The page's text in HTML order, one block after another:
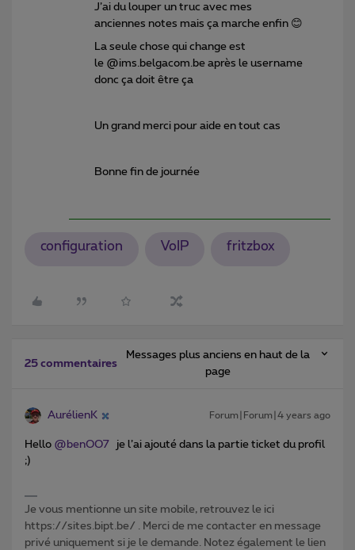
J’ai du louper un truc avec mes
anciennes notes mais ça marche enfin 😊
La seule chose qui change est
le @ims.belgacom.be après le username
donc ça doit être ça
Un grand merci pour aide en tout cas
Bonne fin de journée
configuration VoIP fritzbox
25 commentaires
Messages plus anciens en haut de la
page
AurélienK Forum|Forum|4 years ago
Hello @benOO7 je l’ai ajouté dans la partie ticket du profil
;)
Je vous mentionne un site mobile, retrouvez le ici
https://sites.bipt.be/ . Merci de me contacter en message
privé uniquement si je le demande. Notez également le lien